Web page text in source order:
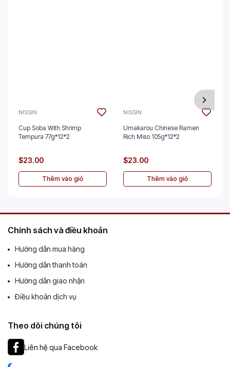
NISSIN
Cup Soba With Shrimp
Tempura 77g*12*2
$23.00
Thêm vào giỏ
NISSIN
Umakarou Chinese Ramen
Rich Miso 105g*12*2
$23.00
Thêm vào giỏ
Chính sách và điều khoản
Hướng dẫn mua hàng
Hướng dẫn thanh toán
Hướng dẫn giao nhận
Điều khoản dịch vụ
Theo dõi chúng tôi
Liên hệ qua Facebook